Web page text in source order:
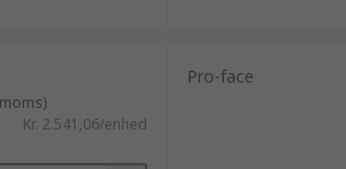
Kr. 2.541,06/enhed
Pro-face